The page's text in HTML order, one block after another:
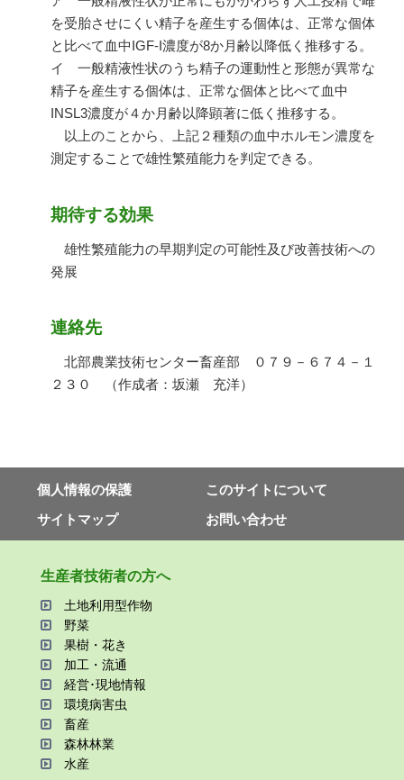
を受胎させにくい精子を産生する個体は、正常な個体
と比べて血中IGF-I濃度が8か月齢以降低く推移する。
イ 一般精液性状のうち精子の運動性と形態が異常な
精子を産生する個体は、正常な個体と比べて血中
INSL3濃度が４か月齢以降顕著に低く推移する。
以上のことから、上記２種類の血中ホルモン濃度を
測定することで雄性繁殖能力を判定できる。
期待する効果
雄性繁殖能力の早期判定の可能性及び改善技術への
発展
連絡先
北部農業技術センター畜産部 ０７９－６７４－１
２３０ （作成者：坂瀬 充洋）
個⼈情報の保護
このサイトについて
サイトマップ
お問い合わせ
⽣産者技術者の⽅へ
⼟地利⽤型作物
野菜
果樹・花き
加⼯・流通
経営･現地情報
環境病害⾍
畜産
森林林業
⽔産